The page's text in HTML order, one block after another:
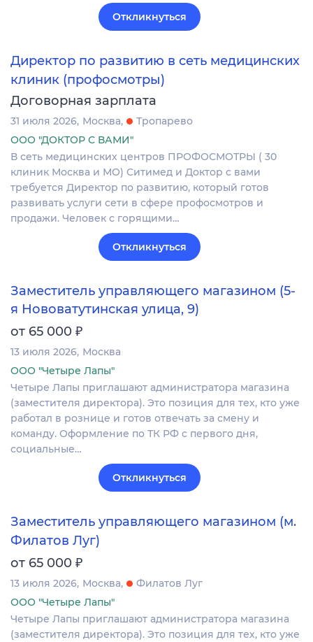
Откликнуться
Директор по развитию в сеть медицинских
клиник (профосмотры)
Договорная зарплата
31 июля 2026 Москва
Тропарево
ООО "ДОКТОР С ВАМИ"
В сеть медицинских центров ПРОФОСМОТРЫ ( 30
клиник Москва и МО) Ситимед и Доктор с вами
требуется Директор по развитию, который готов
развивать услуги сети в сфере профосмотров и
продажи. Человек с горящими…
Откликнуться
Заместитель управляющего магазином (5-
я Нововатутинская улица, 9)
от 65 000 ₽
13 июля 2026 Москва
ООО "Четыре Лапы"
Четыре Лапы приглашают администратора магазина
(заместителя директора). Это позиция для тех, кто уже
работал в рознице и готов отвечать за смену и
команду. Оформление по ТК РФ с первого дня,
социальные…
Откликнуться
Заместитель управляющего магазином (м.
Филатов Луг)
от 65 000 ₽
13 июля 2026 Москва
Филатов Луг
ООО "Четыре Лапы"
Четыре Лапы приглашают администратора магазина
(заместителя директора). Это позиция для тех, кто уже